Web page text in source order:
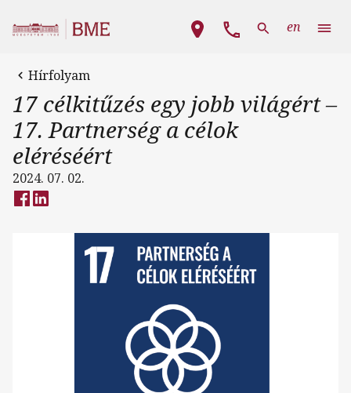
Fő navigáció
en
Hírfolyam
17 célkitűzés egy jobb világért –
17. Partnerség a célok
eléréséért
2024. 07. 02.